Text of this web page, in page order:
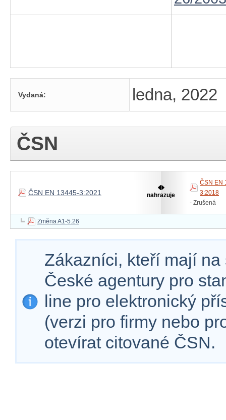
Vydaná: ledna, 2022
ČSN
ČSN EN 13445-3:2021 nahrazuje
ČSN EN
3:2018
- Zrušená
Změna A1-5.26
Zákazníci, kteří mají
České agentury pro
line pro elektronický
(verzi pro firmy nebo
otevírat citované ČSN.